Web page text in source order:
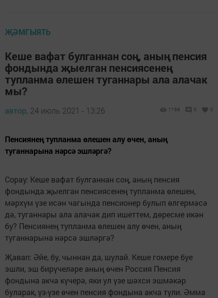
ҖӘМГЫЯТЬ
Кеше вафат булганнан соң, аның пенсия
фондында җыелган пенсиясенең
тупланма өлешен туганнары ала алачак
мы?
автор, 24 июль 2021 - 13:26 1169 0 0
Пенсиянең тупланма өлешен алу өчен, аның
туганнарына нәрсә эшләргә?
Сорау: Кеше вафат булганнан соң, аның пенсия
фондында җыелган пенсиясенең тупланма өлешен,
мәрхүм үзе исән чагында пенсионер булып өлгермәсә
дә, туганнары ала алачак дип ишеттем, дөресме икән
бу? Пенсиянең тупланма өлешен алу өчен, аның
туганнарына нәрсә эшләргә?
Җавап: Әйе, бу, чыннан да, шулай. Кеше гомере буе
эшли, эш бирүчеләре аның өчен Россия Пенсия
фондына акча күчерә, яки ул үзе шәхси эшмәкәр
буларак, үз-үзе өчен пенсия фондына акча түли. Әмма